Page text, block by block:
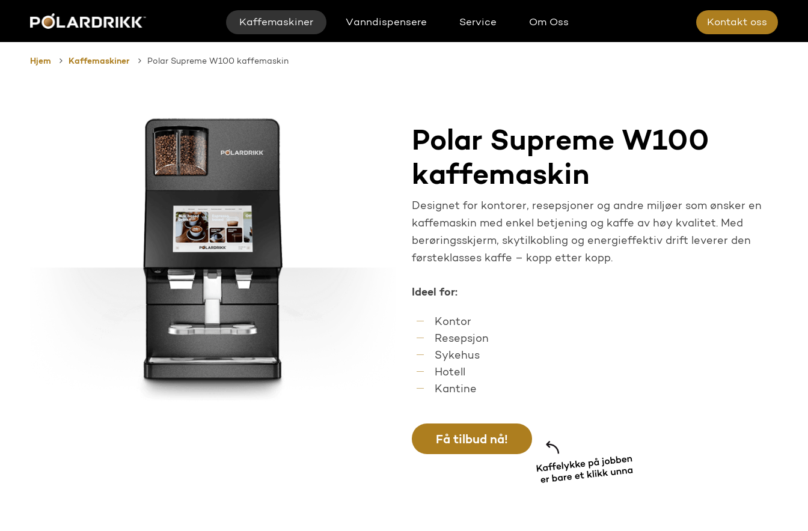
Kaffemaskiner Vanndispensere Service Om Oss Kontakt oss
Hjem Kaffemaskiner Polar Supreme W100 kaffemaskin
Polar Supreme W100
kaffemaskin
Designet for kontorer, resepsjoner og andre miljøer som ønsker en
kaffemaskin med enkel betjening og kaffe av høy kvalitet. Med
berøringsskjerm, skytilkobling og energieffektiv drift leverer den
førsteklasses kaffe – kopp etter kopp.
Ideel for:
Kontor
Resepsjon
Sykehus
Hotell
Kantine
Få tilbud nå!